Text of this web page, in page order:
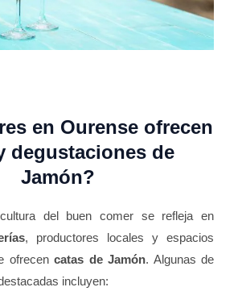
en Ourense ofrecen
degustaciones de
Jamón?
del buen comer se refleja en
, productores locales y espacios
ofrecencatas de Jamón. Algunas de
incluyen: